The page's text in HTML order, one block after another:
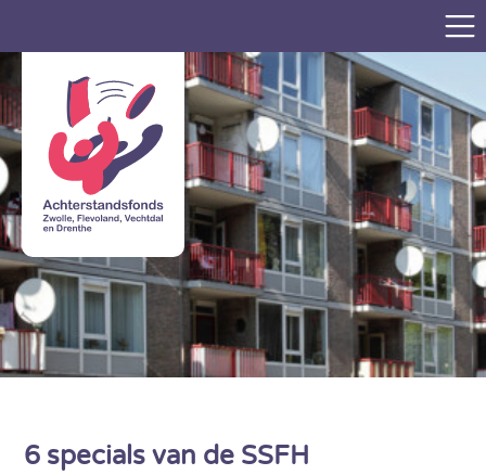
6 specials van de SSFH